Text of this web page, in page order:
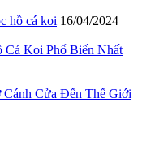
hồ cá koi 16/04/2024
Koi Phổ Biến Nhất
Cửa Đến Thế Giới